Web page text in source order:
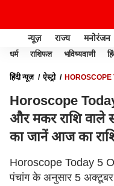
न्यूज़ राज्य मनोरंजन
धर्म राशिफल भविष्यवाणी
हिंदी न्यूज़ ऐस्ट्रो
HOROSCOPE
Horoscope
और मकर राशि वाले
का जानें आज का
Horoscope Today 5
पंचांग के अनुसार 5 अक्टूबर